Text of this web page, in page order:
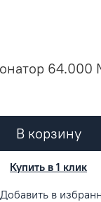
64.000
В корзину
Купить в 1 клик
Добавить в